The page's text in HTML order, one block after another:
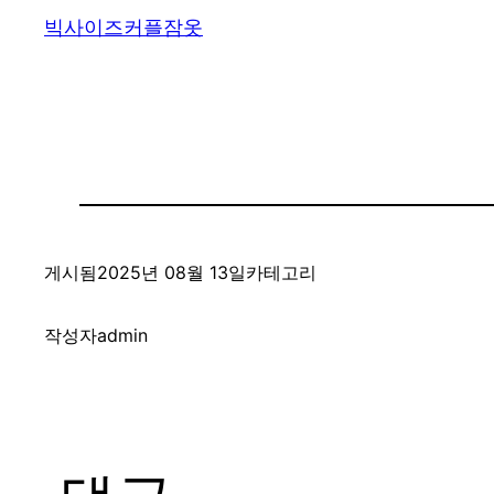
빅사이즈커플잠옷
게시됨2025년 08월 13일카테고리
작성자admin